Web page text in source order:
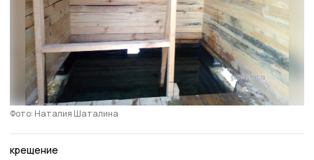
Фото: Наталия Шаталина
крещение